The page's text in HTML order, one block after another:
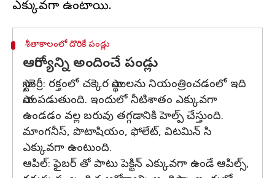
శీతాకాలంలో దొరికే పండ్లు
ఆరోగ్యాన్ని అందించే పండ్లు
స్ట్రాబెర్రీ: రక్తంలో చక్కెర స్థాయిలను నియంత్రించడంలో ఇది
సాయపడుతుంది. ఇందులో నీటిశాతం ఎక్కువగా
ఉండడం వల్ల బరువు తగ్గడానికి హెల్ప్ చేస్తుంది.
మాంగనీస్, పొటాషియం, ఫోలేట్, విటమిన్ సి
ఎక్కువగా ఉంటుంది.
ఆపిల్: ఫైబర్ తో పాటు పెక్టిన్ ఎక్కువగా ఉండే ఆపిల్స్,